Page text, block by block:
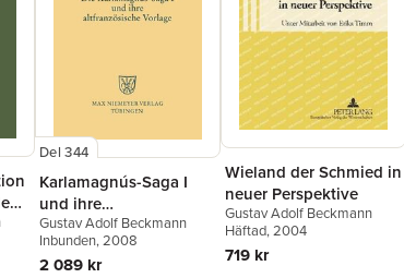
Del 344
Karlamagnús-Saga I
und ihre
altfranzösische Vorlage
Gustav Adolf Beckmann
Inbunden, 2008
2 089 kr
Wieland der Schmied in
neuer Perspektive
Gustav Adolf Beckmann
Häftad, 2004
719 kr